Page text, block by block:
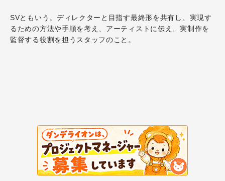
SVともいう。ディレクターと目指す最終形を共有し、実現す
るための方法や手順を考え、アーティストに伝え、実制作を
監督する役割を担うスタッフのこと。